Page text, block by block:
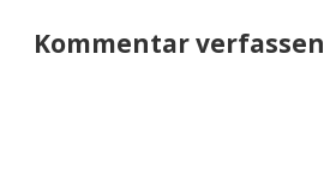
Kommentar verfassen